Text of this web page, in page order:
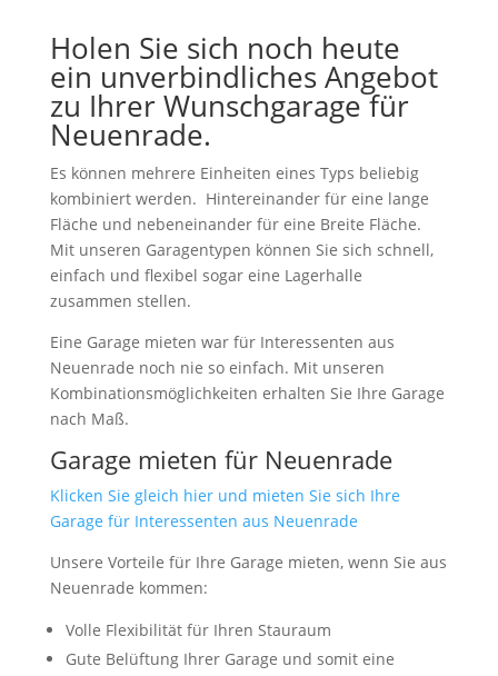
Holen Sie sich noch heute
ein unverbindliches Angebot
zu Ihrer Wunschgarage für
Neuenrade.
Es können mehrere Einheiten eines Typs beliebig
kombiniert werden. Hintereinander für eine lange
Fläche und nebeneinander für eine Breite Fläche.
Mit unseren Garagentypen können Sie sich schnell,
einfach und flexibel sogar eine Lagerhalle
zusammen stellen.
Eine Garage mieten war für Interessenten aus
Neuenrade noch nie so einfach. Mit unseren
Kombinationsmöglichkeiten erhalten Sie Ihre Garage
nach Maß.
Garage mieten für Neuenrade
Klicken Sie gleich hier und mieten Sie sich Ihre
Garage für Interessenten aus Neuenrade
Unsere Vorteile für Ihre Garage mieten, wenn Sie aus
Neuenrade kommen:
Volle Flexibilität für Ihren Stauraum
Gute Belüftung Ihrer Garage und somit eine